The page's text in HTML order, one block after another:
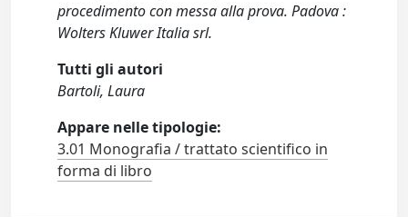
procedimento con messa alla prova. Padova :
Wolters Kluwer Italia srl.
Tutti gli autori
Bartoli, Laura
Appare nelle tipologie:
3.01 Monografia / trattato scientifico in
forma di libro